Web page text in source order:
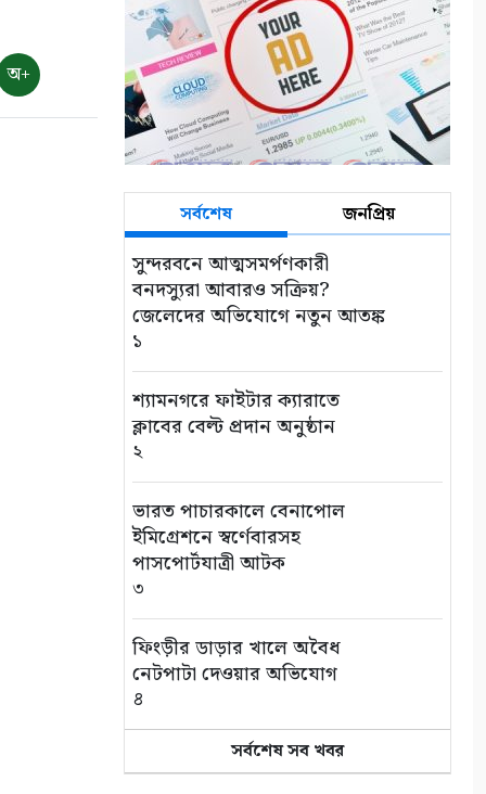
অ+
সর্বশেষ জনপ্রিয়
সুন্দরবনে আত্মসমর্পণকারী
বনদস্যুরা আবারও সক্রিয়?
জেলেদের অভিযোগে নতুন আতঙ্ক
১
শ্যামনগরে ফাইটার ক্যারাতে
ক্লাবের বেল্ট প্রদান অনুষ্ঠান
২
ভারত পাচারকালে বেনাপোল
ইমিগ্রেশনে স্বর্ণেবারসহ
পাসপোর্টযাত্রী আটক
৩
ফিংড়ীর ডাড়ার খালে অবৈধ
নেটপাটা দেওয়ার অভিযোগ
৪
তালায় বিল থেকে যুবকের মৃতদেহ
উদ্ধার
সর্বশেষ সব খবর